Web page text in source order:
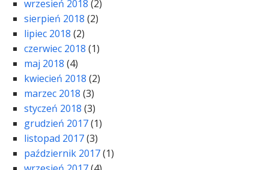
wrzesień 2018 (2)
sierpień 2018 (2)
lipiec 2018 (2)
czerwiec 2018 (1)
maj 2018 (4)
kwiecień 2018 (2)
marzec 2018 (3)
styczeń 2018 (3)
grudzień 2017(1)
listopad 2017(3)
październik 2017(1)